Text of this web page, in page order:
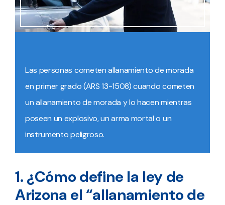
Las personas cometen allanamiento de morada
en primer grado (ARS 13-1508) cuando cometen
un allanamiento de morada y lo hacen mientras
poseen un explosivo, un arma mortal o un
instrumento peligroso.
1. ¿Cómo define la ley de
Arizona el “allanamiento de